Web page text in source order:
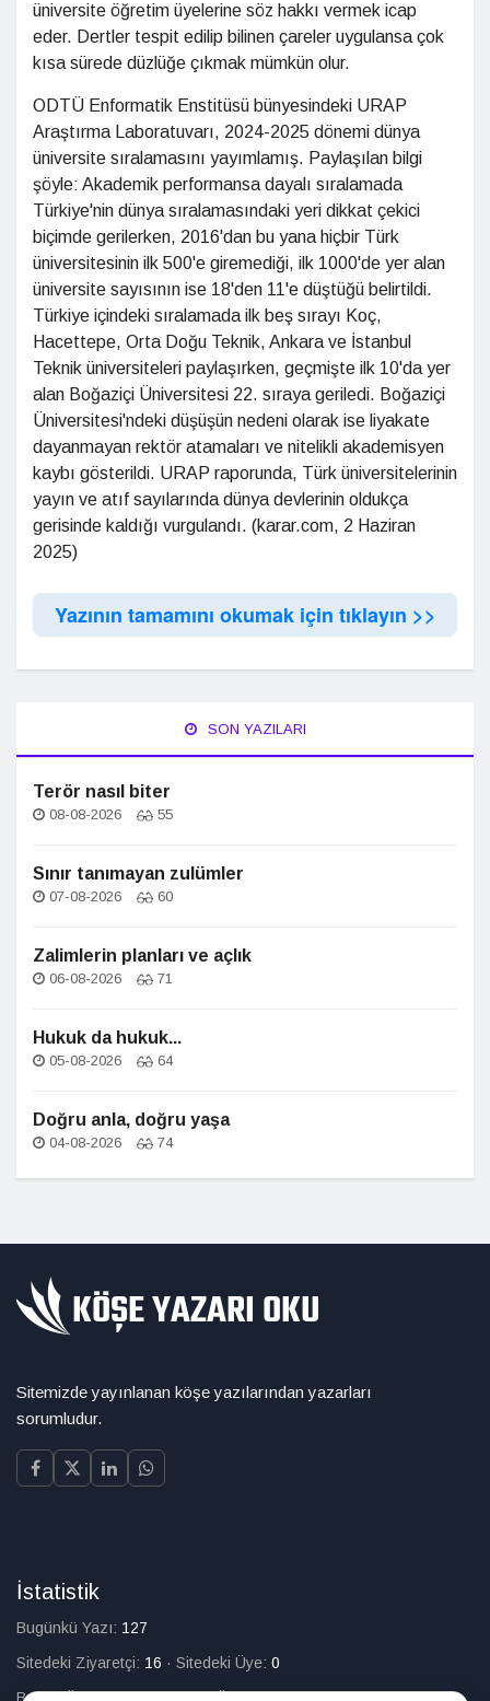
üniversite öğretim üyelerine söz hakkı vermek icap
eder. Dertler tespit edilip bilinen çareler uygulansa çok
kısa sürede düzlüğe çıkmak mümkün olur.
ODTÜ Enformatik Enstitüsü bünyesindeki URAP
Araştırma Laboratuvarı, 2024-2025 dönemi dünya
üniversite sıralamasını yayımlamış. Paylaşılan bilgi
şöyle: Akademik performansa dayalı sıralamada
Türkiye'nin dünya sıralamasındaki yeri dikkat çekici
biçimde gerilerken, 2016'dan bu yana hiçbir Türk
üniversitesinin ilk 500'e giremediği, ilk 1000'de yer alan
üniversite sayısının ise 18'den 11'e düştüğü belirtildi.
Türkiye içindeki sıralamada ilk beş sırayı Koç,
Hacettepe, Orta Doğu Teknik, Ankara ve İstanbul
Teknik üniversiteleri paylaşırken, geçmişte ilk 10'da yer
alan Boğaziçi Üniversitesi 22. sıraya geriledi. Boğaziçi
Üniversitesi'ndeki düşüşün nedeni olarak ise liyakate
dayanmayan rektör atamaları ve nitelikli akademisyen
kaybı gösterildi. URAP raporunda, Türk üniversitelerinin
yayın ve atıf sayılarında dünya devlerinin oldukça
gerisinde kaldığı vurgulandı. (karar.com, 2 Haziran
2025)
Yazının tamamını okumak için tıklayın >>
SON YAZILARI
Terör nasıl biter
08-08-2026 55
Sınır tanımayan zulümler
07-08-2026 60
Zalimlerin planları ve açlık
06-08-2026 71
Hukuk da hukuk...
05-08-2026 64
Doğru anla, doğru yaşa
04-08-2026 74
Sitemizde yayınlanan köşe yazılarından yazarları
sorumludur.
İstatistik
Bugünkü Yazı: 127
Sitedeki Ziyaretçi: 16 · Sitedeki Üye: 0